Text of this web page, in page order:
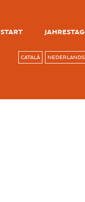
START JAHRESTAG
CATALÀ NEDERLANDS